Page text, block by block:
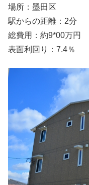
場所：墨田区
駅からの距離：2分
総費用：約9*00万円
表面利回り：7.4％